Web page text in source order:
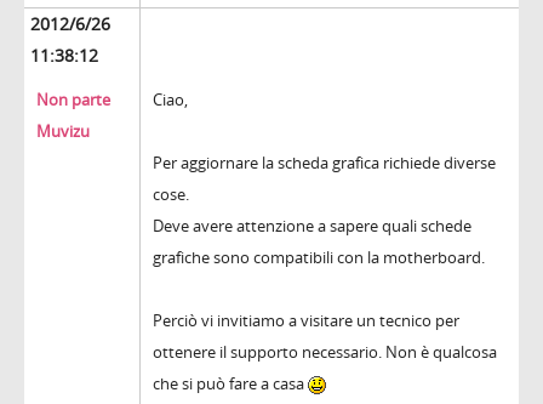
2012/6/26
11:38:12
Non parte
Muvizu
Ciao,
Per aggiornare la scheda grafica richiede diverse
cose.
Deve avere attenzione a sapere quali schede
grafiche sono compatibili con la motherboard.
Perciò vi invitiamo a visitare un tecnico per
ottenere il supporto necessario. Non è qualcosa
che si può fare a casa